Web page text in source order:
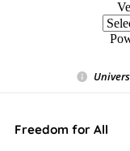
Freedom for All ❤️